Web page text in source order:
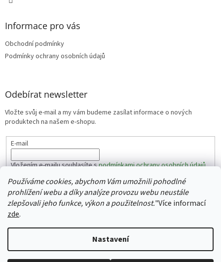
Používáme cookies, abychom Vám umožnili pohodlné
prohlížení webu a díky analýze provozu webu neustále
zlepšovali jeho funkce, výkon a použitelnost."Více informací
zde.
Nastavení
Informace pro vás
Obchodní podmínky
Podmínky ochrany osobních údajů
Odebírat newsletter
Vložte svůj e-mail a my vám budeme zasílat informace o nových
produktech na našem e-shopu.
E-mail
Vložením e-mailu souhlasíte spodmínkami ochrany osobních údajů
PŘIHLÁSIT SE